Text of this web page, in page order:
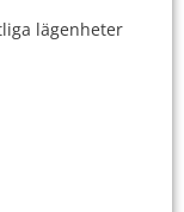
lägenheter